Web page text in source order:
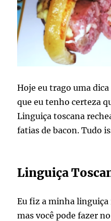
Hoje eu trago uma
que eu tenho certeza
Linguiça toscana
fatias de bacon. Tudo
Linguiça
Eu fiz a minha linguiça
mas você pode fazer